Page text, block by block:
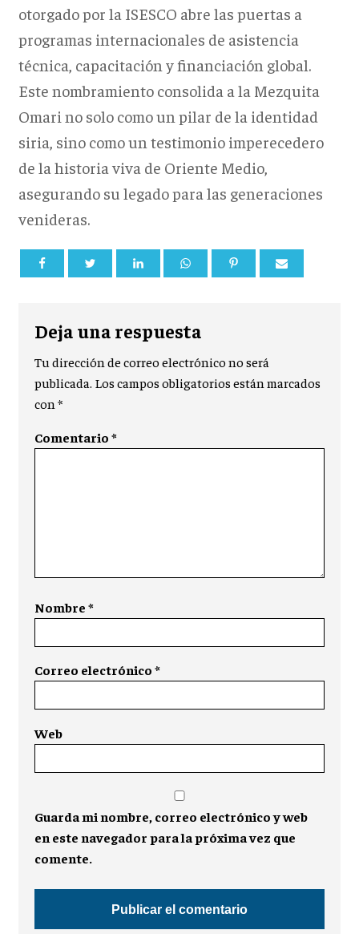
otorgado por la ISESCO abre las puertas a
programas internacionales de asistencia
técnica, capacitación y financiación global.
Este nombramiento consolida a la Mezquita
Omari no solo como un pilar de la identidad
siria, sino como un testimonio imperecedero
de la historia viva de Oriente Medio,
asegurando su legado para las generaciones
venideras.
Deja una respuesta
Tu dirección de correo electrónico no será
publicada. Los campos obligatorios están marcados
con*
Comentario*
Nombre*
Correo electrónico*
Web
Guarda mi nombre, correo electrónico y web
en este navegador para la próxima vez que
comente.